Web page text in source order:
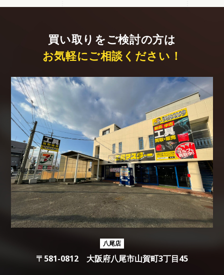
買い取りをご検討の方は
お気軽にご相談ください！
八尾店
〒581-0812 大阪府八尾市山賀町3丁目45